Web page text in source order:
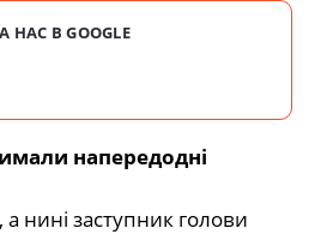
В GOOGLE
напередодні
а нині заступник голови